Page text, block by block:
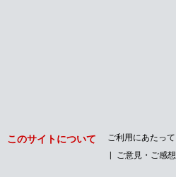
このサイトについて ご利用にあたって
ご意見・ご感想